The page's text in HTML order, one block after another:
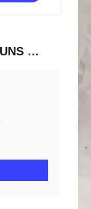
TRETEN SIE MIT UNS IN VERBINDUNG